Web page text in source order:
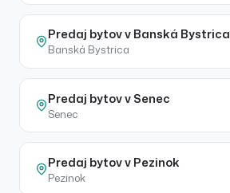
Predaj bytovvBanská Bystrica
Banská Bystrica
Predaj bytovvSenec
Senec
Predaj bytovvPezinok
Pezinok